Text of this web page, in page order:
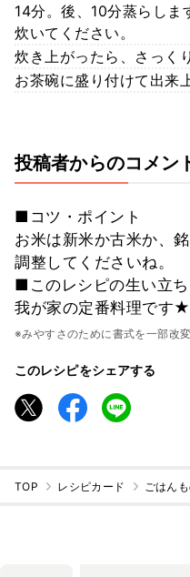
14分。後、10分蒸らし
炊いてください。
炊き上がったら、さっく
お茶碗に盛り付けて出来
投稿者からのコメン
■コツ・ポイント
お米は新米か古米か、
調整してくださいね。
■このレシピの生い立ち
我が家の定番料理です★
※みやすさのために書式を一部改変
このレシピをシェアする
TOP レシピカード ごはん